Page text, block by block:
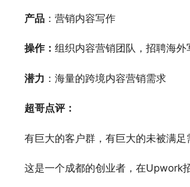
产品 ：营销内容写作
操作： 组织内容营销团队，招聘海
潜力 ：海量的跨境内容营销需求
超哥点评：
有巨大的客户群，有巨大的未被满
这是一个成都的创业者，在Upwork